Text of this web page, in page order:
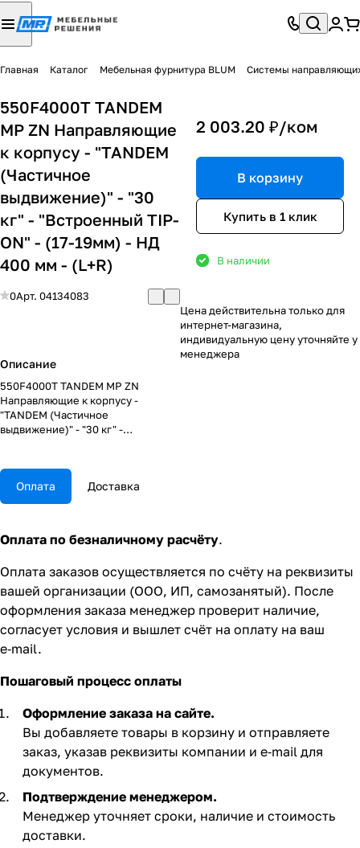
Главная Каталог Мебельная фурнитура BLUM Системы
550F4000T TANDEM
MP ZN Направляющие
к корпусу - "TANDEM
(Частичное
выдвижение)" - "30
кг" - "Встроенный TIP-
ON" - (17-19мм) - НД
400 мм - (L+R)
0Арт. 04134083
Описание
550F4000T TANDEM MP ZN
Направляющие к корпусу -
"TANDEM (Частичное
выдвижение)" - "30 кг" -
2 003.20 ₽/ком
В корзину
Купить в 1 клик
В наличии
Цена действительна только для
интернет-магазина,
индивидуальную цену уточняйте у
менеджера
Оплата Доставка
Оплата по безналичному расчёту.
Оплата заказов осуществляется по счёту на реквизиты
вашей организации (ООО, ИП, самозанятый). После
оформления заказа менеджер проверит наличие,
согласует условия и вышлет счёт на оплату на ваш
e‑mail.
Пошаговый процесс оплаты
Оформление заказа на сайте.
Вы добавляете товары в корзину и отправляете
заказ, указав реквизиты компании и e‑mail для
документов.
Подтверждение менеджером.
Менеджер уточняет сроки, наличие и стоимость
доставки.